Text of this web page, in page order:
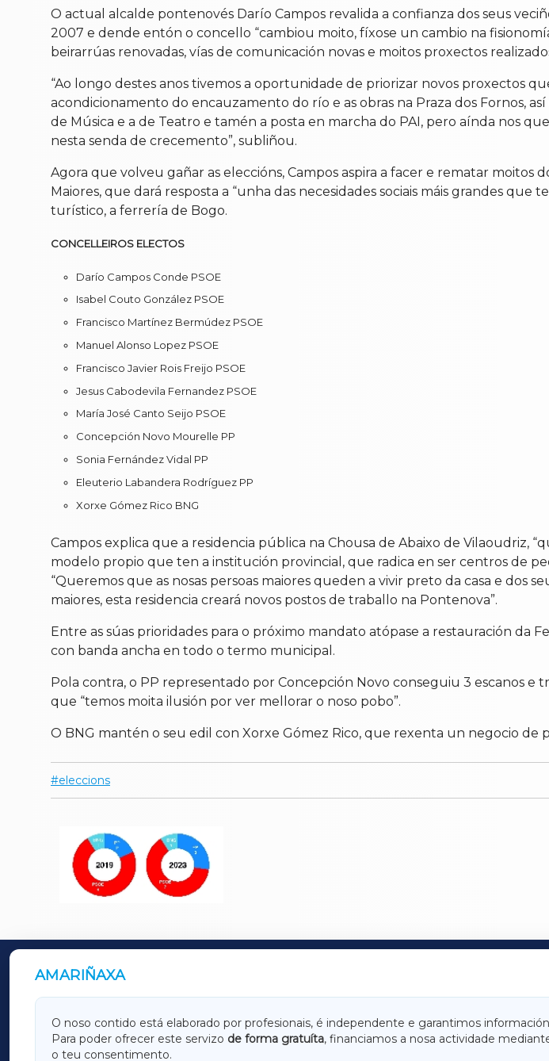
O actual alcalde pontenovés Darío Campos revalida a confianza dos seus
2007 e dende entón o concello “cambiou moito, fíxose un cambio na
beirarrúas renovadas, vías de comunicación novas e moitos proxectos
“Ao longo destes anos tivemos a oportunidade de priorizar novos proxectos
acondicionamento do encauzamento do río e as obras na Praza dos Fornos,
de Música e a de Teatro e tamén a posta en marcha do PAI, pero aínda nos
nesta senda de crecemento”, subliñou.
Agora que volveu gañar as eleccións, Campos aspira a facer e rematar moitos
Maiores, que dará resposta a “unha das necesidades sociais máis grandes
turístico, a ferrería de Bogo.
CONCELLEIROS ELECTOS
Darío Campos Conde PSOE
Isabel Couto González PSOE
Francisco Martínez Bermúdez PSOE
Manuel Alonso Lopez PSOE
Francisco Javier Rois Freijo PSOE
Jesus Cabodevila Fernandez PSOE
María José Canto Seijo PSOE
Concepción Novo Mourelle PP
Sonia Fernández Vidal PP
Eleuterio Labandera Rodríguez PP
Xorxe Gómez Rico BNG
Campos explica que a residencia pública na Chousa de Abaixo de
modelo propio que ten a institución provincial, que radica en ser centros de
“Queremos que as nosas persoas maiores queden a vivir preto da casa e
maiores, esta residencia creará novos postos de traballo na Pontenova”.
Entre as súas prioridades para o próximo mandato atópase a restauración
con banda ancha en todo o termo municipal.
Pola contra, o PP representado por Concepción Novo conseguiu 3 escanos e
que “temos moita ilusión por ver mellorar o noso pobo”.
O BNG mantén o seu edil con Xorxe Gómez Rico, que rexenta un negocio
eleccions
AMARIÑAXA
O noso contido está elaborado por profesionais, é independente e garantimos
Para poder ofrecer este servizo de forma gratuíta, financiamos a nosa actividade
o teu consentimento.
OUTROS PERIÓDICOS
GALICIAXA LUGOXA
AMARIÑAXA
RIBEIRASACRAXA